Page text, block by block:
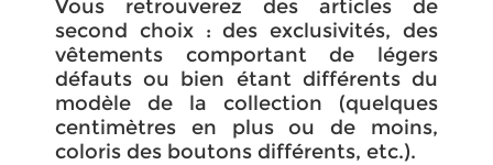
Vous retrouverez des articles de
second choix : des exclusivités, des
vêtements comportant de légers
défauts ou bien étant différents du
modèle de la collection (quelques
centimètres en plus ou de moins,
coloris des boutons différents, etc.).